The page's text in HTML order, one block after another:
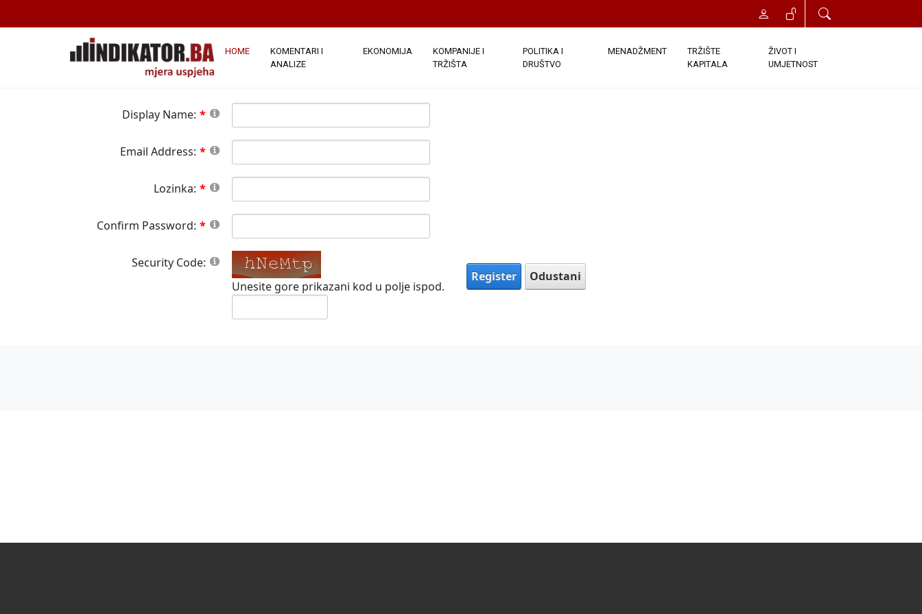
HOME
KOMENTARI I
ANALIZE
EKONOMIJA
KOMPANIJE I
TRŽIŠTA
POLITIKA I
DRUŠTVO
MENADŽMENT
TRŽIŠTE
KAPITALA
ŽIVOT I
UMJETNOST
Članstvo na ovoj stranici je javno. Nakon što su podaci o vašem računu dostavljeni, bit će vam odobren trenutni pristup
stranici.Sva polja označena crvenom zvjezdicom su obavezna.
button please wait until the system responds.)
Display Name:
Email Address:
Lozinka:
Confirm Password:
Security Code:
Unesite gore prikazani kod u polje ispod.
Register Odustani